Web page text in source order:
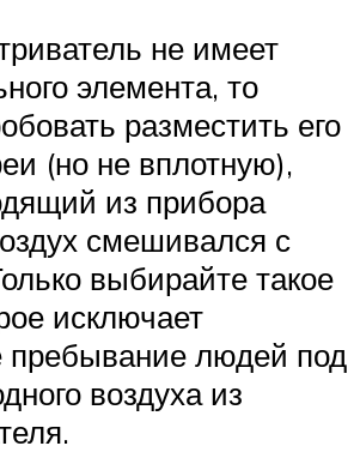
не имеет
элемента, то
разместить его
(но не вплотную),
из прибора
смешивался с
выбирайте такое
исключает
пребывание людей под
воздуха из